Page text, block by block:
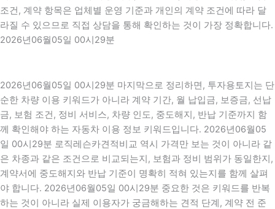
조건, 계약 항목은 업체별 운영 기준과 개인의 계약 조건에 따라 달
라질 수 있으므로 직접 상담을 통해 확인하는 것이 가장 정확합니다.
2026년06월05일 00시29분
2026년06월05일 00시29분 마지막으로 정리하면, 투자용토지는 단
순한 차량 이용 키워드가 아니라 계약 기간, 월 납입금, 보증금, 선납
금, 보험 조건, 정비 서비스, 차량 인도, 중도해지, 반납 기준까지 함
께 확인해야 하는 자동차 이용 정보 키워드입니다. 2026년06월05
일 00시29분 로직레슨카견적비교 역시 가격만 보는 것이 아니라 같
은 차종과 같은 조건으로 비교되는지, 보험과 정비 범위가 동일한지,
계약서에 중도해지와 반납 기준이 명확히 적혀 있는지를 함께 살펴
야 합니다. 2026년06월05일 00시29분 중요한 것은 키워드를 반복
하는 것이 아니라 실제 이용자가 궁금해하는 견적 단계, 계약 전 준